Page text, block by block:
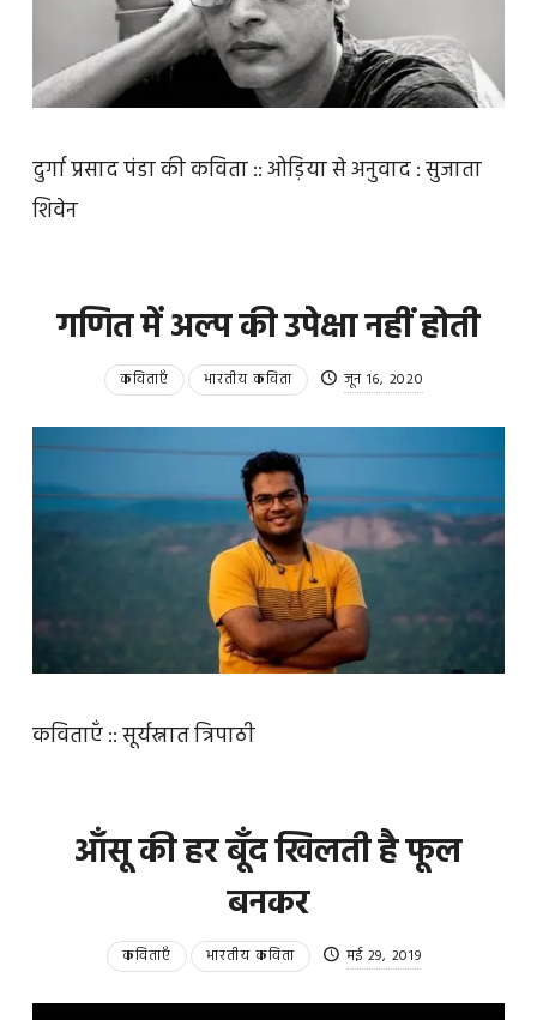
दुर्गा प्रसाद पंडा की कविता :: ओड़िया से अनुवाद : सुजाता
शिवेन
गणित में अल्प की उपेक्षा नहीं होती
कविताएँ भारतीय कविता जून 16, 2020
कविताएँ :: सूर्यस्नात त्रिपाठी
आँसू की हर बूँद खिलती है फूल
बनकर
कविताएँ भारतीय कविता मई 29, 2019